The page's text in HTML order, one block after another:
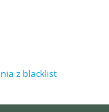
z blacklist